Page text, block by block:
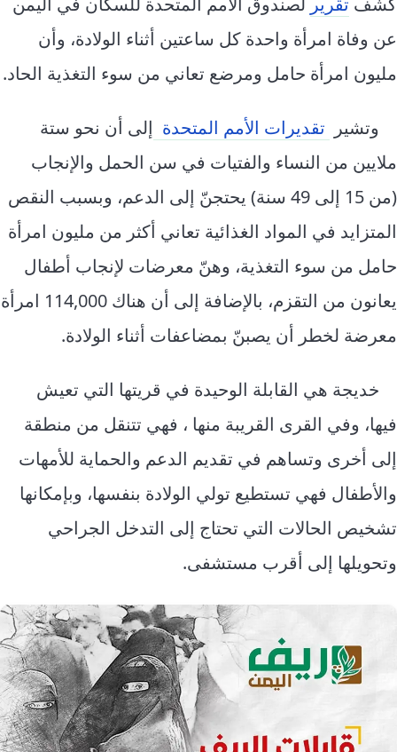
عن وفاة امرأة واحدة كل ساعتين أثناء الولادة، وأن
مليون امرأة حامل ومرضع تعاني من سوء التغذية الحاد.
وتشير تقديرات الأمم المتحدة إلى أن نحو ستة
ملايين من النساء والفتيات في سن الحمل والإنجاب
(من 15 إلى 49 سنة) يحتجنّ إلى الدعم، وبسبب النقص
المتزايد في المواد الغذائية تعاني أكثر من مليون امرأة
حامل من سوء التغذية، وهنّ معرضات لإنجاب أطفال
يعانون من التقزم، بالإضافة إلى أن هناك 114,000 امرأة
معرضة لخطر أن يصبنّ بمضاعفات أثناء الولادة.
خديجة هي القابلة الوحيدة في قريتها التي تعيش
فيها، وفي القرى القريبة منها ، فهي تتنقل من منطقة
إلى أخرى وتساهم في تقديم الدعم والحماية للأمهات
والأطفال فهي تستطيع تولي الولادة بنفسها، وبإمكانها
تشخيص الحالات التي تحتاج إلى التدخل الجراحي
وتحويلها إلى أقرب مستشفى.